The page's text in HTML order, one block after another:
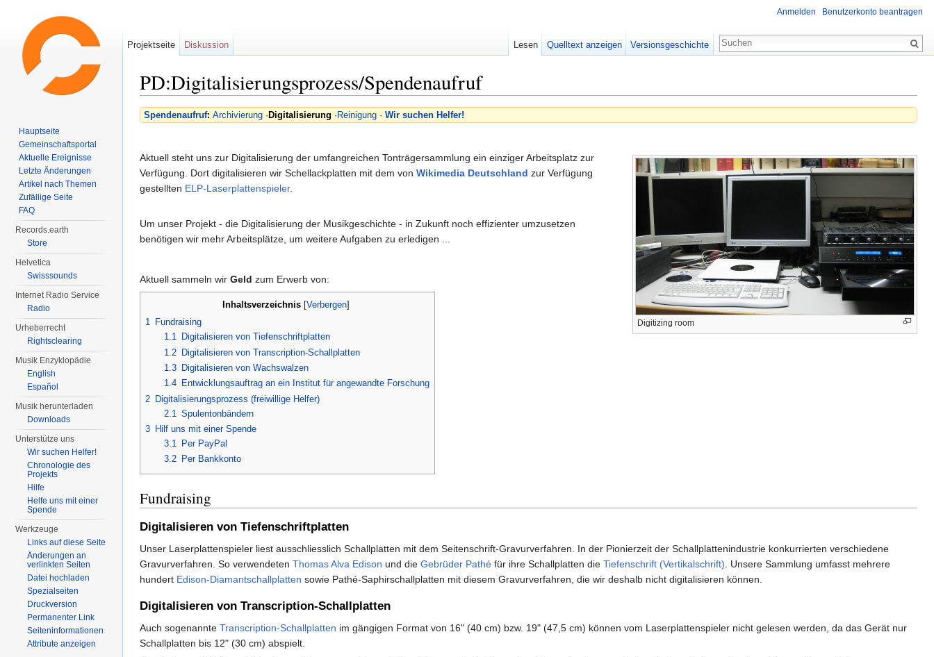
PD:Digitalisierungsprozess/Spendenaufruf
Spendenaufruf: Archivierung · Digitalisierung · Reinigung · Wir suchen Helfer!
Digitizing room
Aktuell steht uns zur Digitalisierung der umfangreichen Tonträgersammlung ein einziger Arbeitsplatz zur
Verfügung. Dort digitalisieren wir Schellackplatten mit dem von Wikimedia Deutschland zur Verfügung
gestellten ELP-Laserplattenspieler.
Um unser Projekt - die Digitalisierung der Musikgeschichte - in Zukunft noch effizienter umzusetzen
benötigen wir mehr Arbeitsplätze, um weitere Aufgaben zu erledigen ...
Aktuell sammeln wir Geld zum Erwerb von:
Inhaltsverzeichnis Verbergen
1 Fundraising
1.1
Digitalisieren von Tiefenschriftplatten
1.2
Digitalisieren von Transcription-Schallplatten
1.3
Digitalisieren von Wachswalzen
1.4
Entwicklungsauftrag an ein Institut für angewandte Forschung
2 Digitalisierungsprozess (freiwillige Helfer)
2.1
Spulentonbändern
3 Hilf uns mit einer Spende
3.1
Per PayPal
3.2
Per Bankkonto
Fundraising
Digitalisieren von Tiefenschriftplatten
Unser Laserplattenspieler liest ausschliesslich Schallplatten mit dem Seitenschrift-Gravurverfahren. In der Pionierzeit der Schallplattenindustrie konkurrierten verschiedene
Gravurverfahren. So verwendeten Thomas Alva Edison und die Gebrüder Pathé für ihre Schallplatten die Tiefenschrift (Vertikalschrift) . Unsere Sammlung umfasst mehrere
hundert Edison-Diamantschallplatten sowie Pathé-Saphirschallplatten mit diesem Gravurverfahren, die wir deshalb nicht digitalisieren können.
Digitalisieren von Transcription-Schallplatten
Auch sogenannte Transcription-Schallplatten im gängigen Format von 16" (40 cm) bzw. 19" (47,5 cm) können vom Laserplattenspieler nicht gelesen werden, da das Gerät nur
Schallplatten bis 12" (30 cm) abspielt.
Anmelden Benutzerkonto beantragen
Projektseite Diskussion Lesen Quelltext anzeigen Versionsgeschichte
Hauptseite
Gemeinschaftsportal
Aktuelle Ereignisse
Letzte Änderungen
Artikel nach Themen
Zufällige Seite
FAQ
Records.earth
Store
Helvetica
Swisssounds
Internet Radio Service
Radio
Urheberrecht
Rightsclearing
Musik Enzyklopädie
English
Español
Musik herunterladen
Downloads
Unterstütze uns
Wir suchen Helfer!
Chronologie des
Projekts
Hilfe
Helfe uns mit einer
Spende
Werkzeuge
Links auf diese Seite
Änderungen an
verlinkten Seiten
Datei hochladen
Spezialseiten
Druckversion
Permanenter Link
Seiten­informationen
Attribute anzeigen